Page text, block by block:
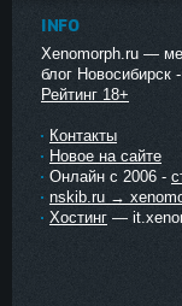
INFO
Xenomorph.ru —
блог Новосибирск -
Рейтинг 18+
Контакты
Новое на сайте
Онлайн с 2006 -
nskib.ru →
Хостинг —